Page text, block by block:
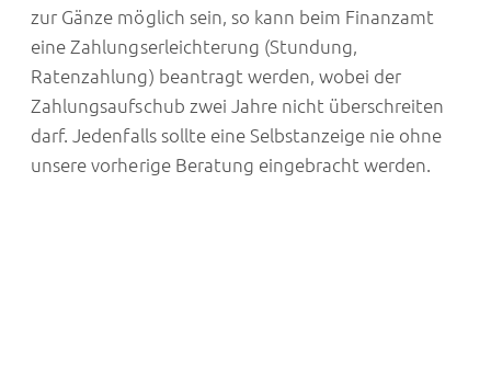
zur Gänze möglich sein, so kann beim Finanzamt
eine Zahlungserleichterung (Stundung,
Ratenzahlung) beantragt werden, wobei der
Zahlungsaufschub zwei Jahre nicht überschreiten
darf. Jedenfalls sollte eine Selbstanzeige nie ohne
unsere vorherige Beratung eingebracht werden.